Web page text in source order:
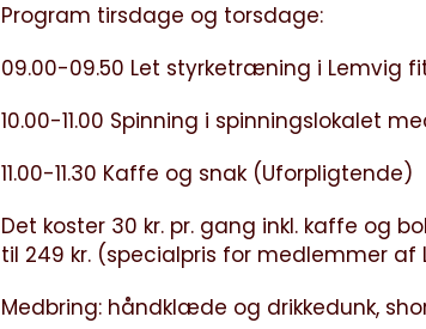
Program tirsdage og torsdage:
09.00-09.50 Let styrketræning i Lemvig
10.00-11.00 Spinning i spinningslokalet
11.00-11.30 Kaffe og snak (Uforpligtende)
Det koster 30 kr. pr. gang inkl. kaffe og
til 249 kr. (specialpris for medlemmer af
Medbring: håndklæde og drikkedunk,